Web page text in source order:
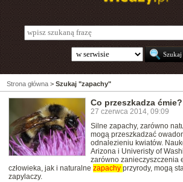
Strona główna > Szukaj "zapachy"
Co przeszkadza ćmie?
27 czerwca 2014, 09:09
Silne zapachy, zarówno
mogą przeszkadzać
odnalezieniu kwiatów.
Arizona i Univeristy of
zarówno zanieczyszczenia
człowieka, jak i naturalne zapachy przyrody, mogą
zapylaczy.